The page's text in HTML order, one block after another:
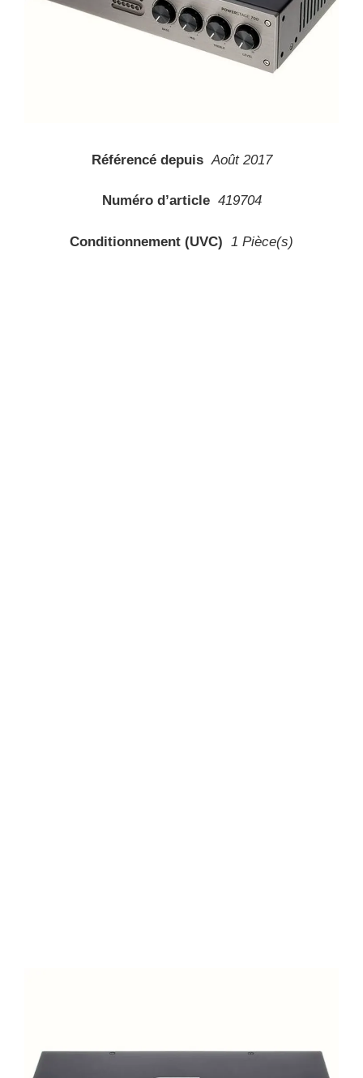
Référencé depuis Août 2017
Numéro d’article 419704
Conditionnement (UVC) 1 Pièce(s)